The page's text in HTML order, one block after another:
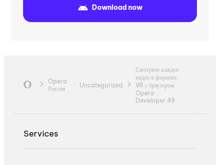
Download now
Opera
Россия
Uncategorized
Смотрите каждое
видео в формате
VR с браузером
Opera
Developer 49
Services